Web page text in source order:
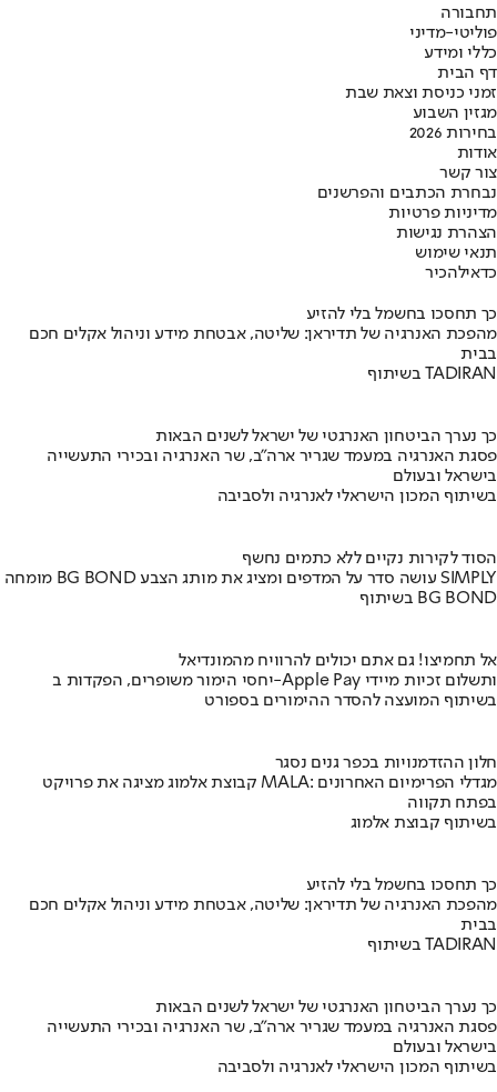
תחבורה
פוליטי-מדיני
כללי ומידע
דף הבית
זמני כניסת וצאת שבת
מגזין השבוע
בחירות 2026
אודות
צור קשר
נבחרת הכתבים והפרשנים
מדיניות פרטיות
הצהרת נגישות
תנאי שימוש
כדאילהכיר
כך תחסכו בחשמל בלי להזיע
מהפכת האנרגיה של תדיראן: שליטה, אבטחת מידע וניהול אקלים חכם
בבית
בשיתוף TADIRAN
כך נערך הביטחון האנרגטי של ישראל לשנים הבאות
פסגת האנרגיה במעמד שגריר ארה"ב, שר האנרגיה ובכירי התעשייה
בישראל ובעולם
בשיתוף המכון הישראלי לאנרגיה ולסביבה
הסוד לקירות נקיים ללא כתמים נחשף
מומחה BG BOND עושה סדר על המדפים ומציג את מותג הצבע SIMPLY
בשיתוף BG BOND
אל תחמיצו! גם אתם יכולים להרוויח מהמונדיאל
יחסי הימור משופרים, הפקדות ב-Apple Pay ותשלום זכיות מיידי
בשיתוף המועצה להסדר ההימורים בספורט
חלון ההזדמנויות בכפר גנים נסגר
קבוצת אלמוג מציגה את פרויקט MALA: מגדלי הפרימיום האחרונים
בפתח תקווה
בשיתוף קבוצת אלמוג
כך תחסכו בחשמל בלי להזיע
מהפכת האנרגיה של תדיראן: שליטה, אבטחת מידע וניהול אקלים חכם
בבית
בשיתוף TADIRAN
כך נערך הביטחון האנרגטי של ישראל לשנים הבאות
פסגת האנרגיה במעמד שגריר ארה"ב, שר האנרגיה ובכירי התעשייה
בישראל ובעולם
בשיתוף המכון הישראלי לאנרגיה ולסביבה